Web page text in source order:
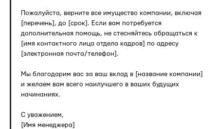
Пожалуйста, верните все имущество компании, включая
[перечень], до [срок]. Если вам потребуется
дополнительная помощь, не стесняйтесь обращаться к
[имя контактного лица отдела кадров] по адресу
[электронная почта/телефон].
Мы благодарим вас за ваш вклад в [название компании]
и желаем вам всего наилучшего в ваших будущих
начинаниях.
С уважением,
[Имя менеджера]